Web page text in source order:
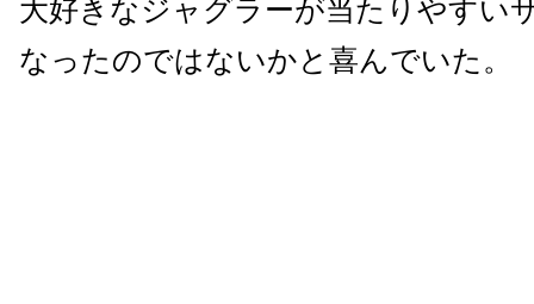
大好きなジャグラーが当たりやすい
なったのではないかと喜んでいた。